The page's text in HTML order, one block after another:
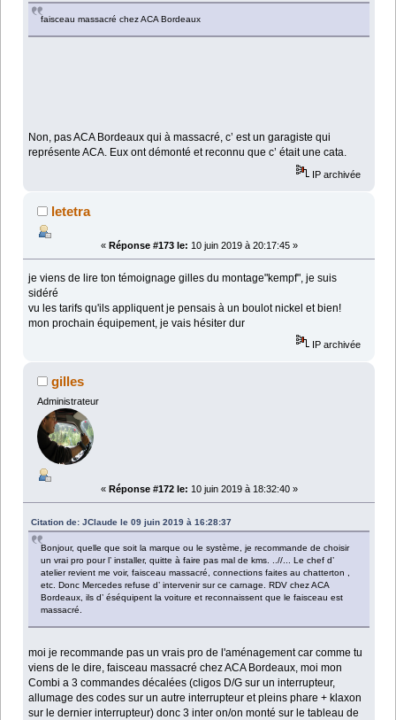
faisceau massacré chez ACA Bordeaux
Non, pas ACA Bordeaux qui à massacré, c’ est un garagiste qui
représente ACA. Eux ont démonté et reconnu que c’ était une cata.
IP archivée
letetra
« Réponse #173 le: 10 juin 2019 à 20:17:45 »
je viens de lire ton témoignage gilles du montage"kempf", je suis
sidéré
vu les tarifs qu'ils appliquent je pensais à un boulot nickel et bien!
mon prochain équipement, je vais hésiter dur
IP archivée
gilles
Administrateur
« Réponse #172 le: 10 juin 2019 à 18:32:40 »
Citation de: JClaude le 09 juin 2019 à 16:28:37
Bonjour, quelle que soit la marque ou le système, je recommande de choisir
un vrai pro pour l’ installer, quitte à faire pas mal de kms. ..//... Le chef d’
atelier revient me voir, faisceau massacré, connections faites au chatterton ,
etc. Donc Mercedes refuse d’ intervenir sur ce carnage. RDV chez ACA
Bordeaux, ils d’ éséquipent la voiture et reconnaissent que le faisceau est
massacré.
moi je recommande pas un vrais pro de l'aménagement car comme tu
viens de le dire, faisceau massacré chez ACA Bordeaux, moi mon
Combi a 3 commandes décalées (cligos D/G sur un interrupteur,
allumage des codes sur un autre interrupteur et pleins phare + klaxon
sur le dernier interrupteur) donc 3 inter on/on monté sur le tableau de